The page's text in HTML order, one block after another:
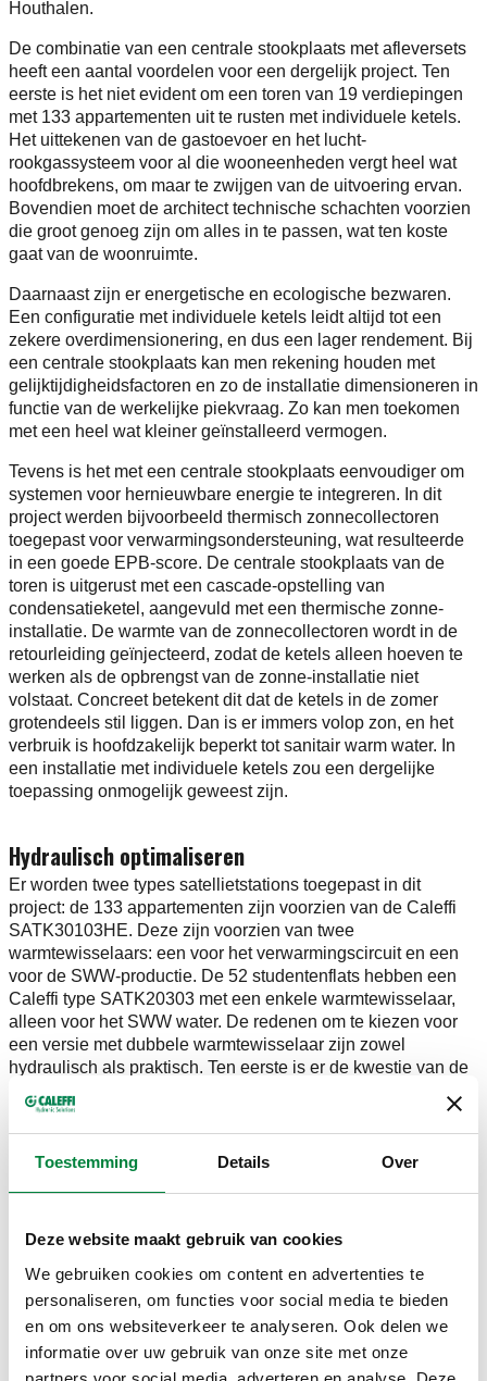
Toestemming Details Over
Deze website maakt gebruik van cookies
We gebruiken cookies om content en advertenties te
personaliseren, om functies voor social media te bieden
en om ons websiteverkeer te analyseren. Ook delen we
informatie over uw gebruik van onze site met onze
Houthalen.
De combinatie van een centrale stookplaats met afleversets
heeft een aantal voordelen voor een dergelijk project. Ten
eerste is het niet evident om een toren van 19 verdiepingen
met 133 appartementen uit te rusten met individuele ketels.
Het uittekenen van de gastoevoer en het lucht-
rookgassysteem voor al die wooneenheden vergt heel wat
hoofdbrekens, om maar te zwijgen van de uitvoering ervan.
Bovendien moet de architect technische schachten voorzien
die groot genoeg zijn om alles in te passen, wat ten koste
gaat van de woonruimte.
Daarnaast zijn er energetische en ecologische bezwaren.
Een configuratie met individuele ketels leidt altijd tot een
zekere overdimensionering, en dus een lager rendement. Bij
een centrale stookplaats kan men rekening houden met
gelijktijdigheidsfactoren en zo de installatie dimensioneren in
functie van de werkelijke piekvraag. Zo kan men toekomen
met een heel wat kleiner geïnstalleerd vermogen.
Tevens is het met een centrale stookplaats eenvoudiger om
systemen voor hernieuwbare energie te integreren. In dit
project werden bijvoorbeeld thermisch zonnecollectoren
toegepast voor verwarmingsondersteuning, wat resulteerde
in een goede EPB-score. De centrale stookplaats van de
toren is uitgerust met een cascade-opstelling van
condensatieketel, aangevuld met een thermische zonne-
installatie. De warmte van de zonnecollectoren wordt in de
retourleiding geïnjecteerd, zodat de ketels alleen hoeven te
werken als de opbrengst van de zonne-installatie niet
volstaat. Concreet betekent dit dat de ketels in de zomer
grotendeels stil liggen. Dan is er immers volop zon, en het
verbruik is hoofdzakelijk beperkt tot sanitair warm water. In
een installatie met individuele ketels zou een dergelijke
toepassing onmogelijk geweest zijn.
Hydraulisch optimaliseren
Er worden twee types satellietstations toegepast in dit
project: de 133 appartementen zijn voorzien van de Caleffi
SATK30103HE. Deze zijn voorzien van twee
warmtewisselaars: een voor het verwarmingscircuit en een
voor de SWW-productie. De 52 studentenflats hebben een
Caleffi type SATK20303 met een enkele warmtewisselaar,
alleen voor het SWW water. De redenen om te kiezen voor
een versie met dubbele warmtewisselaar zijn zowel
hydraulisch als praktisch. Ten eerste is er de kwestie van de
Componenten zoals radiatoren hebben typisch een
maximale werkingsdruk van 6 bar. Het primaire circuit werkt
echter aan hogere drukken, omdat er een hoogteverschil van
De tweede reden is praktisch. Door de privatieve
binneninstallatie gescheiden te houden van het
gemeenschappelijke primaire circuit, kunnen de eigenaars
van de verschillende appartementen ingrepen uitvoeren aan
hun eigen installatie, zonder dat dit impact heeft op de rest
van de installatie. Zo kunnen ze bijvoorbeeld een radiator